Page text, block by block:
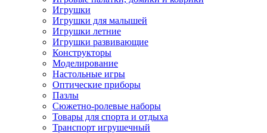
Игрушки
Игрушки для малышей
Игрушки летние
Игрушки развивающие
Конструкторы
Моделирование
Настольные игры
Оптические приборы
Пазлы
Сюжетно-ролевые наборы
Товары для спорта и отдыха
Транспорт игрушечный